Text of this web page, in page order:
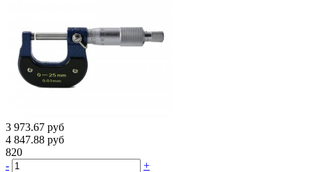
3 973.67 руб
4 847.88 руб
820
-
+